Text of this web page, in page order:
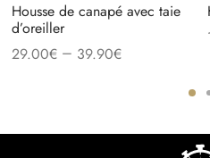
Housse de canapé avec taie
d’oreiller
29.00€– 39.90€